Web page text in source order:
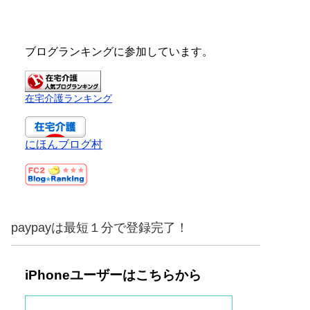
ブログランキングに参加しています。
在宅介護ランキング
にほんブログ村
paypayは最短１分で登録完了！
iPhoneユーザーはこちらから